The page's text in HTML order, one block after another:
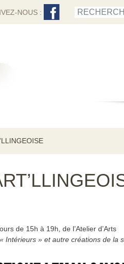
NOUS :
de 15h à 19h, de l’Atelier d’Arts
Intérieurs » et autre créations de la